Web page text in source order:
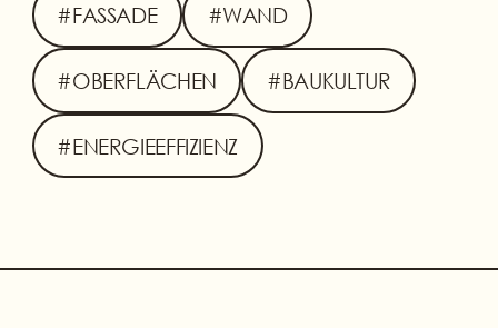
#FASSADE #WAND
#OBERFLÄCHEN #BAUKULTUR
#ENERGIEEFFIZIENZ